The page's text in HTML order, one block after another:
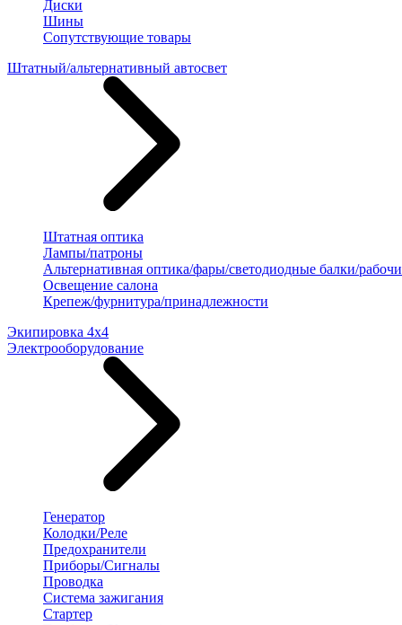
Диски
Шины
Сопутствующие товары
Штатный/альтернативный автосвет
Штатная оптика
Лампы/патроны
Альтернативная оптика/фары/светодиодные балки/
Освещение салона
Крепеж/фурнитура/принадлежности
Экипировка 4х4
Электрооборудование
Генератор
Колодки/Реле
Предохранители
Приборы/Сигналы
Проводка
Система зажигания
Стартер